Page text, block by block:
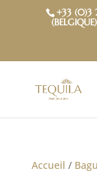
+33 (0)3
(BELGIQUE)
Accueil /